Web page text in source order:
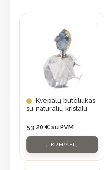
Kvepalų buteliukas
su natūraliu kristalu
53,20 € su PVM
Į KREPŠELĮ